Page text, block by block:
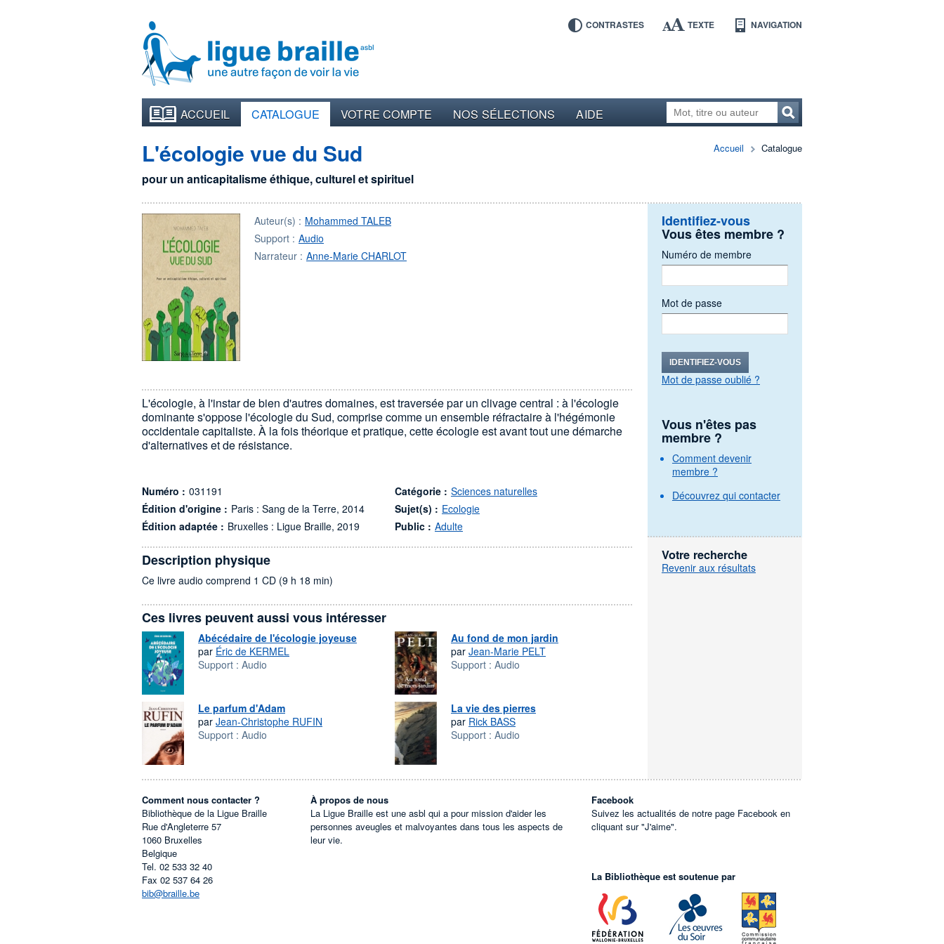
CONTRASTES TEXTE NAVIGATION
ACCUEIL CATALOGUE VOTRE COMPTE NOS SÉLECTIONS AIDE
Accueil Catalogue
L'écologie vue du Sud
pour un anticapitalisme éthique, culturel et spirituel
Auteur(s) : Mohammed TALEB
Support : Audio
Narrateur : Anne-Marie CHARLOT
L'écologie, à l'instar de bien d'autres domaines, est traversée par un clivage central : à l'écologie
dominante s'oppose l'écologie du Sud, comprise comme un ensemble réfractaire à l'hégémonie
occidentale capitaliste. À la fois théorique et pratique, cette écologie est avant tout une démarche
d'alternatives et de résistance.
Numéro : 031191
Édition d'origine : Paris : Sang de la Terre, 2014
Édition adaptée : Bruxelles : Ligue Braille, 2019
Catégorie : Sciences naturelles
Sujet(s) : Ecologie
Public : Adulte
Description physique
Ce livre audio comprend 1 CD (9 h 18 min)
Ces livres peuvent aussi vous intéresser
Abécédaire de l'écologie joyeuse
par Éric de KERMEL
Support : Audio
Au fond de mon jardin
par Jean-Marie PELT
Support : Audio
Le parfum d'Adam
par Jean-Christophe RUFIN
Support : Audio
La vie des pierres
par Rick BASS
Support : Audio
Identifiez-vous
Vous êtes membre ?
Numéro de membre
Mot de passe
IDENTIFIEZ-VOUS
Mot de passe oublié ?
Vous n'êtes pas
membre ?
Comment devenir
membre ?
Découvrez qui contacter
Votre recherche
Revenir aux résultats
Comment nous contacter ?
Bibliothèque de la Ligue Braille
Rue d'Angleterre 57
1060 Bruxelles
Belgique
Tel. 02 533 32 40
Fax 02 537 64 26
bib@braille.be
À propos de nous
La Ligue Braille est une asbl qui a pour mission d'aider les
personnes aveugles et malvoyantes dans tous les aspects de
leur vie.
Facebook
Suivez les actualités de notre page Facebook en
cliquant sur "J'aime".
La Bibliothèque est soutenue par